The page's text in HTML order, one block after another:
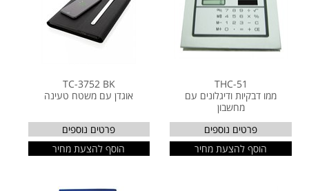
THC-51
ממו דבקיות ודיגלונים עם
מחשבון
פרטים נוספים
הוסף להצעת מחיר
TC-3752 BK
אוגדן עם משטח טעינה
פרטים נוספים
הוסף להצעת מחיר